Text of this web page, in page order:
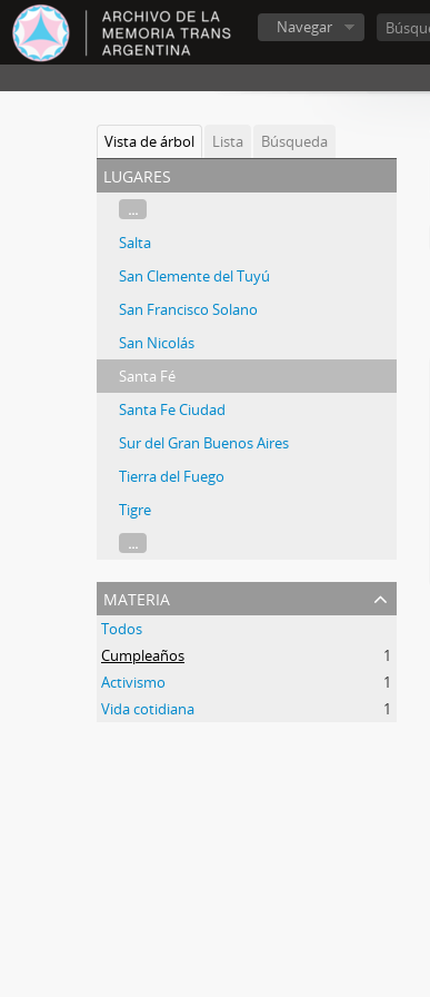
Navegar
Vista de árbol Lista Búsqueda
lugares
...
Salta
San Clemente del Tuyú
San Francisco Solano
San Nicolás
Santa Fé
Santa Fe Ciudad
Sur del Gran Buenos Aires
Tierra del Fuego
Tigre
...
materia
Todos
Cumpleaños
1
Activismo
1
Vida cotidiana
1